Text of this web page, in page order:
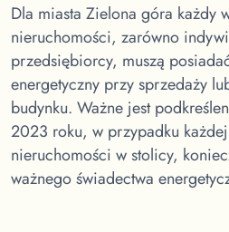
Dla miasta Zielona góra każdy
nieruchomości, zarówno
przedsiębiorcy, muszą
energetyczny przy sprzedaży
budynku. Ważne jest
2023 roku, w przypadku
nieruchomości w stolicy,
ważnego świadectwa